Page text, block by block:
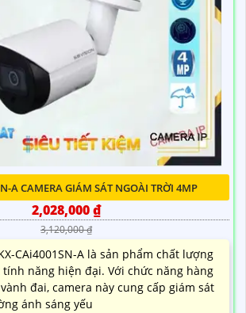
A CAMERA GIÁM SÁT NGOÀI TRỜI 4MP
2,028,000 ₫
3,120,000 ₫
CAi4001SN-A là sản phẩm chất lượng
năng hiện đại. Với chức năng hàng
đai, camera này cung cấp giám sát
ánh sáng yếu